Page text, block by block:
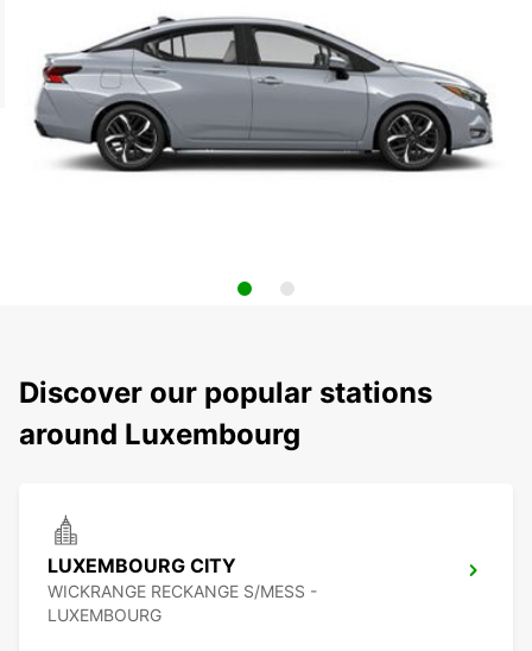
Discover our popular stations
around Luxembourg
LUXEMBOURG CITY
WICKRANGE RECKANGE S/MESS -
LUXEMBOURG